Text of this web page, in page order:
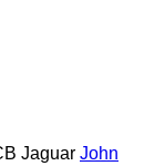
Jaguar John